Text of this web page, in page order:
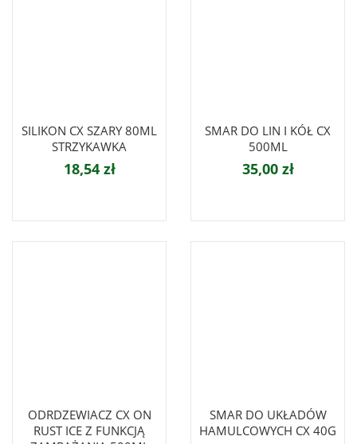
SILIKON CX SZARY 80ML
STRZYKAWKA
18,54 zł
SMAR DO LIN I KÓŁ CX
500ML
35,00 zł
ODRDZEWIACZ CX ON
RUST ICE Z FUNKCJĄ
SMAR DO UKŁADÓW
HAMULCOWYCH CX 40G